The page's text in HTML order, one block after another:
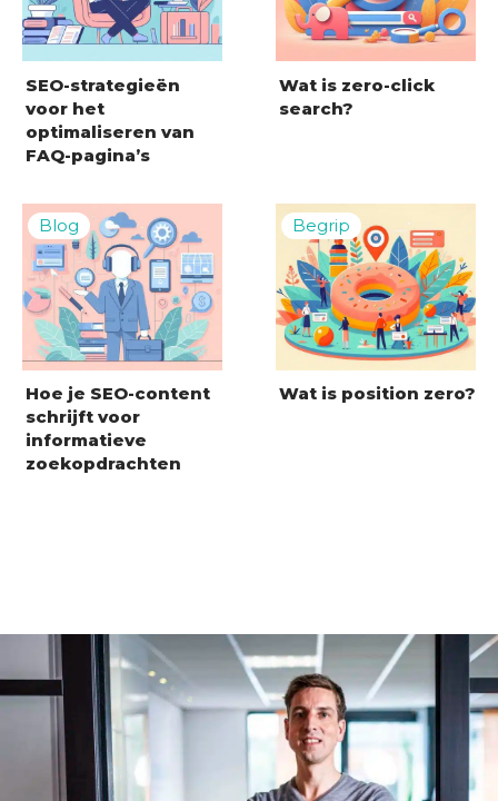
SEO-strategieën
voor het
optimaliseren van
FAQ-pagina’s
Wat is zero-click
search?
Hoe je SEO-content
schrijft voor
informatieve
zoekopdrachten
Wat is position zero?